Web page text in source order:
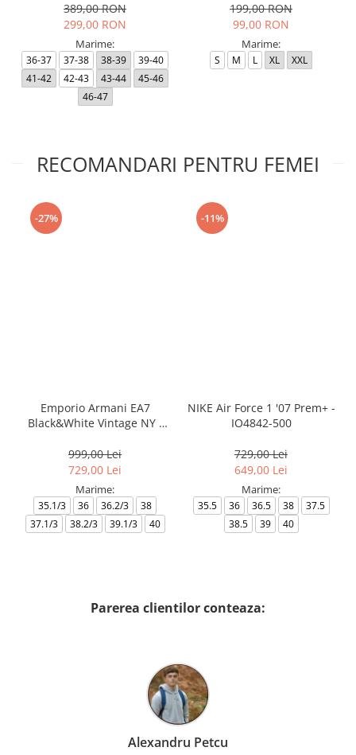
389,00 RON
299,00 RON
Marime:
36-37 37-38 38-39
39-40
41-42
42-43 43-44
45-46
46-47
199,00 RON
99,00 RON
Marime:
S M L XL XXL
RECOMANDARI PENTRU FEMEI
-27%
Emporio Armani EA7
Black&White Vintage NY -
999,00 Lei
729,00 Lei
Marime:
35.1/3 36 36.2/3
38
37.1/3
38.2/3 39.1/3 40
-11%
NIKE Air Force 1 '07 Prem+ -
IO4842-500
729,00 Lei
649,00 Lei
Marime:
35.5 36 36.5 38
37.5
38.5
39 40
Parerea clientilor conteaza:
Alexandru Petcu